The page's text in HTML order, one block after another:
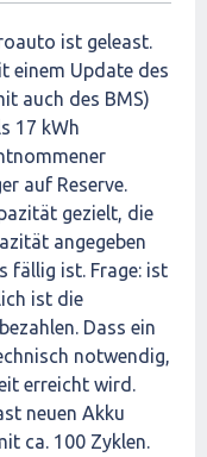
ist geleast.
einem Update des
auch des BMS)
17 kWh
auf Reserve.
gezielt, die
angegeben
fällig ist. Frage: ist
ist die
Dass ein
notwendig,
erreicht wird.
neuen Akku
ca. 100 Zyklen.